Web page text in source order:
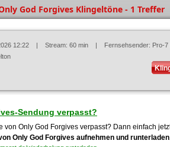
God Forgives Klingeltöne - 1 Treffer
12:22 | Stream: 60 min | Fernsehsender: Pro-7
Sendung verpasst?
von Only God Forgives verpasst? Dann einfach
Only God Forgives aufnehmen und runterladen